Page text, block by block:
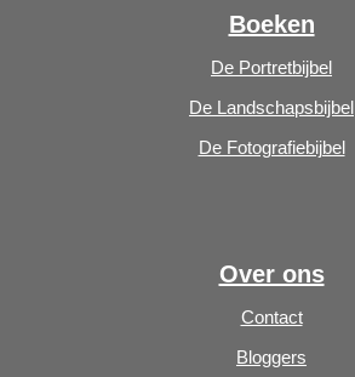
Boeken
De Portretbijbel
De Landschapsbijbel
De Fotografiebijbel
Over ons
Contact
Bloggers